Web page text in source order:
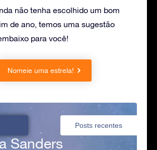
não tenha escolhido um bom
de ano, temos uma sugestão
para você!
Nomeie uma estrela!
Posts recentes
Sanders